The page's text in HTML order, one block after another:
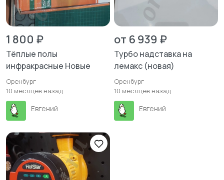
1 800 ₽
Тёплые полы
инфракрасные Новые
Оренбург
10 месяцев назад
Евгений
от 6 939 ₽
Турбо надставка на
лемакс (новая)
Оренбург
10 месяцев назад
Евгений